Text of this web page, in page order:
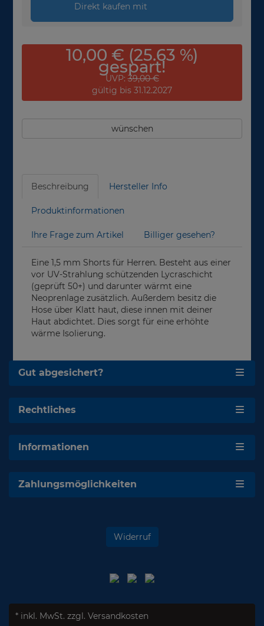
Direkt kaufen mit
10,00 € (25.63 %)
gespart!
UVP:39,00 €
gültig bis 31.12.2027
wünschen
Beschreibung Hersteller Info
Produktinformationen
Ihre Frage zum Artikel Billiger gesehen?
Eine 1,5 mm Shorts für Herren. Besteht aus einer
vor UV-Strahlung schützenden Lycraschicht
(geprüft 50+) und darunter wärmt eine
Neoprenlage zusätzlich. Außerdem besitz die
Hose über Klatt haut, diese innen mit deiner
Haut abdichtet. Dies sorgt für eine erhöhte
wärme Isolierung.
Gut abgesichert?
Rechtliches
Informationen
Zahlungsmöglichkeiten
Widerruf
* inkl. MwSt. zzgl. Versandkosten